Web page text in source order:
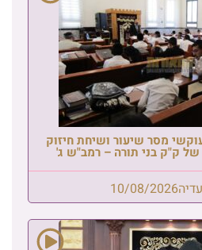
מסר שיעור ושיחת חיזוק
של ק"ק בני תורה – רמב"ש ג'
10/08/2026